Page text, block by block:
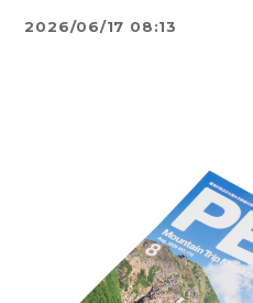
2026/06/17 08:13